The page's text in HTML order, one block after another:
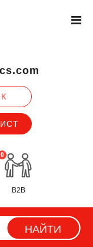
0
B2B
НАЙТИ